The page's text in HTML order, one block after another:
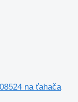
na ťahača